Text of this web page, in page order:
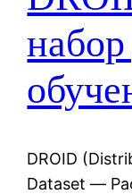
DROID
Dataset —